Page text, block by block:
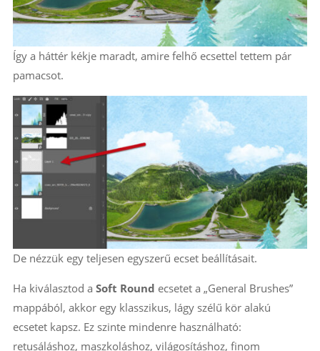
Így a háttér kékje maradt, amire felhő ecsettel tettem pár
pamacsot.
De nézzük egy teljesen egyszerű ecset beállításait.
Ha kiválasztod a Soft Round ecsetet a „General Brushes”
mappából, akkor egy klasszikus, lágy szélű kör alakú
ecsetet kapsz. Ez szinte mindenre használható:
retusáláshoz, maszkoláshoz, világosításhoz, finom